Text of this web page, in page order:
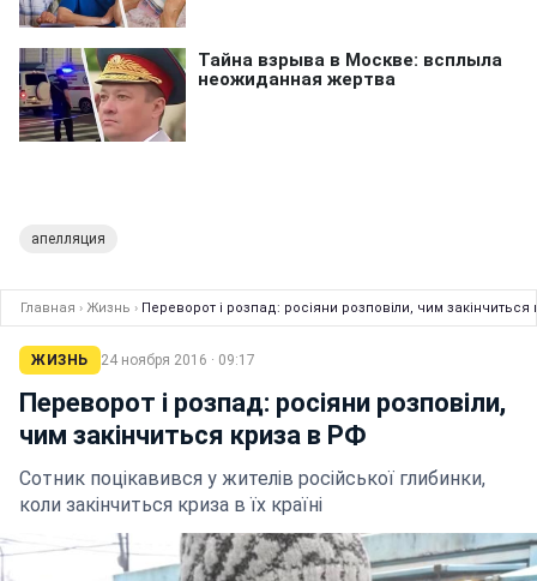
апелляция
Главная › Жизнь › Переворот і розпад: росіяни розповіли, чим
ЖИЗНЬ 24 ноября 2016 · 09:17
Переворот і розпад: росіяни розповіли,
чим закінчиться криза в РФ
Сотник поцікавився у жителів російської глибинки,
коли закінчиться криза в їх країні